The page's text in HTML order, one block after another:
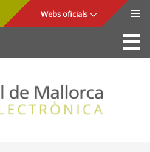
Webs oficials
La Seu
Consell de Mallorca
Accés i seguretat
Utilitats